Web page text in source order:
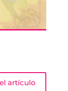
artículo